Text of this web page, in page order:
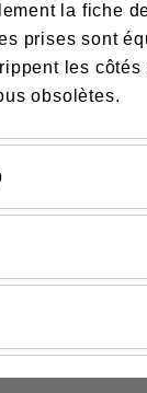
la fiche
prises sont
les côtés
obsolètes.